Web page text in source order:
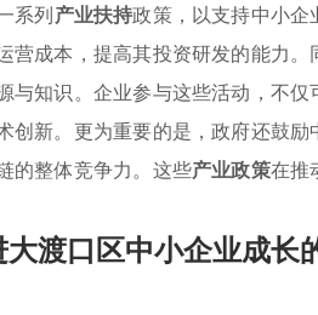
系列产业扶持政策，以支持中小
营成本，提高其投资研发的能力
与知识。企业参与这些活动，不
创新。更为重要的是，政府还鼓
的整体竞争力。这些产业政策在推
大渡口区中小企业成长